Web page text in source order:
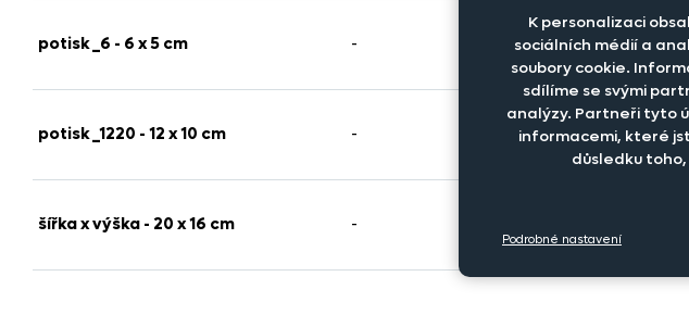
potisk_6 - 6 x 5 cm - ks +
potisk_1220 - 12 x 10 cm - ks +
šířka x výška - 20 x 16 cm -
K personalizaci
sociálních médií a
soubory cookie.
sdílíme se svými
analýzy. Partneři tyto
informacemi, které
důsledku
Podrobné nastavení